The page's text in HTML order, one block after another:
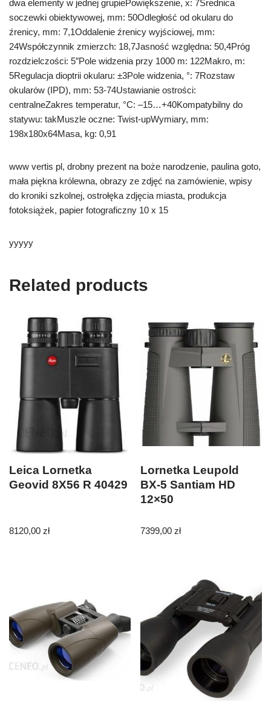
dwa elementy w jednej grupiePowiększenie, x: 7Średnica
soczewki obiektywowej, mm: 50Odległość od okularu do
źrenicy, mm: 7,1Oddalenie źrenicy wyjściowej, mm:
24Współczynnik zmierzch: 18,7Jasność względna: 50,4Próg
rozdzielczości: 5″Pole widzenia przy 1000 m: 122Makro, m:
5Regulacja dioptrii okularu: ±3Pole widzenia, °: 7Rozstaw
okularów (IPD), mm: 53-74Ustawianie ostrości:
centralneZakres temperatur, °C: –15…+40Kompatybilny do
statywu: takMuszle oczne: Twist-upWymiary, mm:
198x180x64Masa, kg: 0,91
www vertis pl, drobny prezent na boże narodzenie, paulina goto,
mała piękna królewna, obrazy ze zdjęć na zamówienie, wpisy
do kroniki szkolnej, ostrołęka zdjęcia miasta, produkcja
fotoksiążek, papier fotograficzny 10 x 15
yyyyy
Related products
Leica Lornetka
Geovid 8X56 R 40429
8120,00 zł
Lornetka Leupold
BX-5 Santiam HD
12×50
7399,00zł